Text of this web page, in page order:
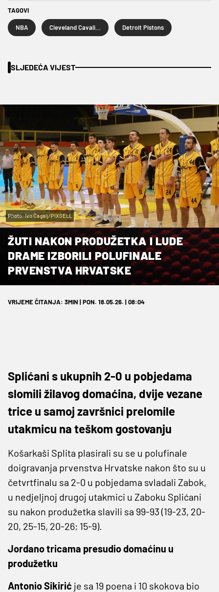
TAGOVI
NBA Detroit Pistons
SLJEDEĆA VIJEST
Photo: Ivo Čagalj/PIXSELL
ŽUTI NAKON PRODUŽETKA I LUDE
DRAME IZBORILI POLUFINALE
PRVENSTVA HRVATSKE
VRIJEME ČITANJA: 3MIN | PON. 18.05.26. | 08:04
Splićani s ukupnih 2-0 u pobjedama
slomili žilavog domaćina, dvije vezane
trice u samoj završnici prelomile
utakmicu na teškom gostovanju
Košarkaši Splita plasirali su se u polufinale
doigravanja prvenstva Hrvatske nakon što su u
četvrtfinalu sa 2-0 u pobjedama svladali Zabok,
u nedjeljnoj drugoj utakmici u Zaboku Splićani
su nakon produžetka slavili sa 99-93 (19-23, 20-
20, 25-15, 20-26; 15-9).
Jordano tricama presudio domaćinu u
produžetku
Antonio Sikirić je sa 19 poena i 10 skokova bio